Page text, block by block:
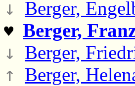
↓ Berger,
♥ Berger,
↓ Berger,
↑ Berger,